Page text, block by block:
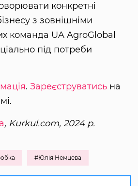
конкретні
з зовнішніми
команда UA AgroGlobal
під потреби
. Зареєструватись на
, Kurkul.com, 2024 р.
#Юлія Немцева